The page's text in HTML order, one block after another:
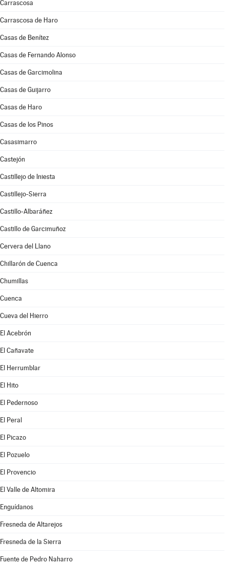
Carrascosa
Carrascosa de Haro
Casas de Benítez
Casas de Fernando Alonso
Casas de Garcimolina
Casas de Guijarro
Casas de Haro
Casas de los Pinos
Casasimarro
Castejón
Castillejo de Iniesta
Castillejo-Sierra
Castillo-Albaráñez
Castillo de Garcimuñoz
Cervera del Llano
Chillarón de Cuenca
Chumillas
Cuenca
Cueva del Hierro
El Acebrón
El Cañavate
El Herrumblar
El Hito
El Pedernoso
El Peral
El Picazo
El Pozuelo
El Provencio
El Valle de Altomira
Enguídanos
Fresneda de Altarejos
Fresneda de la Sierra
Fuente de Pedro Naharro